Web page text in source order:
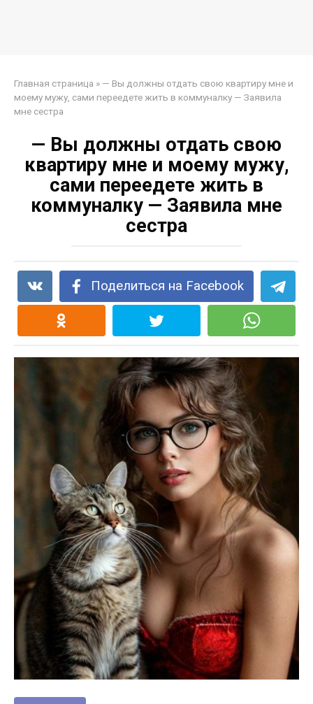
Главная страница » — Вы должны отдать свою квартиру мне и
моему мужу, сами переедете жить в коммуналку — Заявила
мне сестра
— Вы должны отдать свою
квартиру мне и моему мужу,
сами переедете жить в
коммуналку — Заявила мне
сестра
Поделиться на Facebook